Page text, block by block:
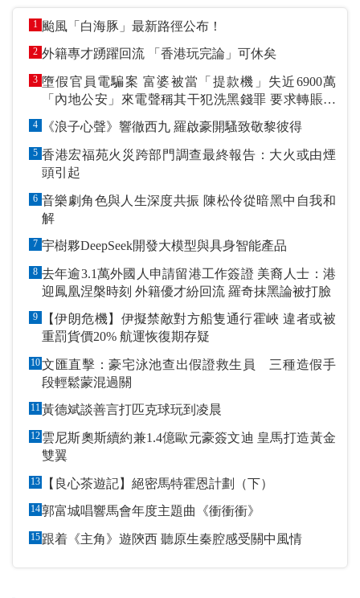
1 颱風「白海豚」最新路徑公布！
2 外籍專才踴躍回流 「香港玩完論」可休矣
3 墮假官員電騙案 富婆被當「提款機」失近6900萬
「內地公安」來電聲稱其干犯洗黑錢罪 要求轉賬到
指定戶口作「保證金」
4 《浪子心聲》響徹西九 羅啟豪開騷致敬黎彼得
5 香港宏福苑火災跨部門調查最終報告：大火或由煙
頭引起
6 音樂劇角色與人生深度共振 陳松伶從暗黑中自我和
解
7 宇樹夥DeepSeek開發大模型與具身智能產品
8 去年逾3.1萬外國人申請留港工作簽證 美裔人士：港
迎鳳凰涅槃時刻 外籍優才紛回流 羅奇抹黑論被打臉
9
【伊朗危機】伊擬禁敵對方船隻通行霍峽 違者或被
重罰貨價20% 航運恢復期存疑
10文匯直擊：豪宅泳池查出假證救生員 三種造假手
段輕鬆蒙混過關
11黃德斌談善言打匹克球玩到凌晨
12 雲尼斯奧斯續約兼1.4億歐元豪簽文迪 皇馬打造黃金
雙翼
13 【良心茶遊記】絕密馬特霍恩計劃（下）
14郭富城唱響馬會年度主題曲《衝衝衝》
15 跟着《主角》遊陝西 聽原生秦腔感受關中風情